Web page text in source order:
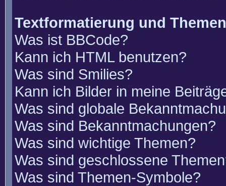
Textformatierung und
Was ist BBCode?
Kann ich HTML benutzen?
Was sind Smilies?
Kann ich Bilder in meine
Was sind globale
Was sind Bekanntmachungen?
Was sind wichtige Themen?
Was sind geschlossene
Was sind Themen-Symbole?